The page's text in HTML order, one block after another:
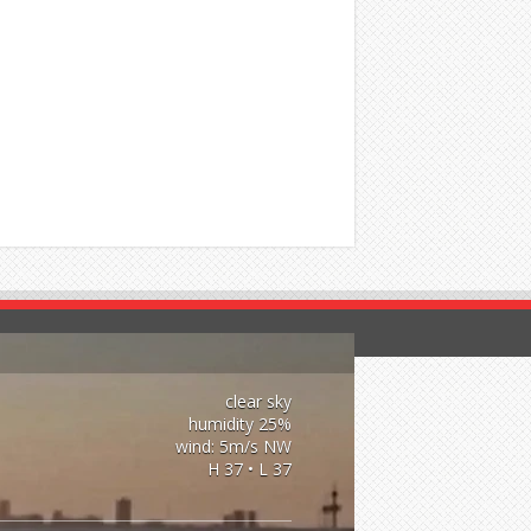
clear sky
25% humidity
wind: 5m/s NW
H 37 • L 37